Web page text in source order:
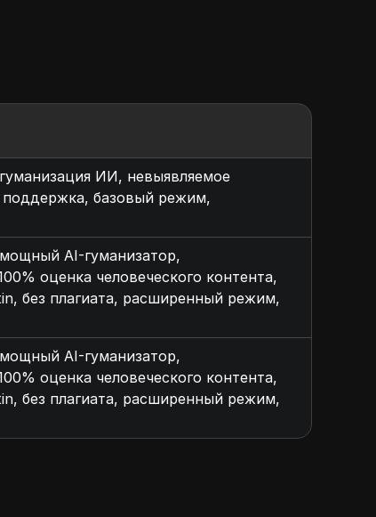
ИИ, невыявляемое
поддержка, базовый режим,
AI-гуманизатор,
оценка человеческого контента,
без плагиата, расширенный режим,
AI-гуманизатор,
оценка человеческого контента,
без плагиата, расширенный режим,